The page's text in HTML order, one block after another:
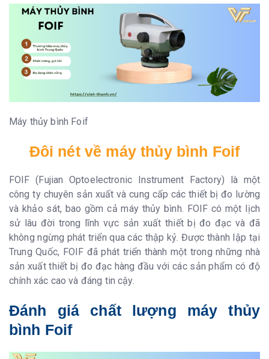
Máy thủy bình Foif
Đôi nét về máy thủy bình Foif
FOIF (Fujian Optoelectronic Instrument Factory) là một
công ty chuyên sản xuất và cung cấp các thiết bị đo lường
và khảo sát, bao gồm cả máy thủy bình. FOIF có một lịch
sử lâu đời trong lĩnh vực sản xuất thiết bị đo đạc và đã
không ngừng phát triển qua các thập kỷ. Được thành lập tại
Trung Quốc, FOIF đã phát triển thành một trong những nhà
sản xuất thiết bị đo đạc hàng đầu với các sản phẩm có độ
chính xác cao và đáng tin cậy.
Đánh giá chất lượng máy thủy
bình Foif